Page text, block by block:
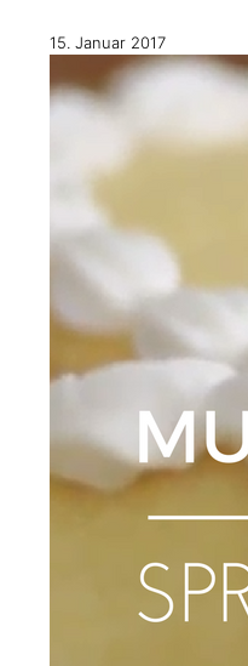
15. Januar 2017